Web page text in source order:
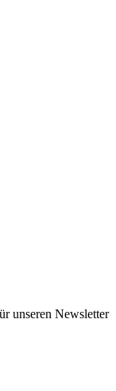
unseren Newsletter